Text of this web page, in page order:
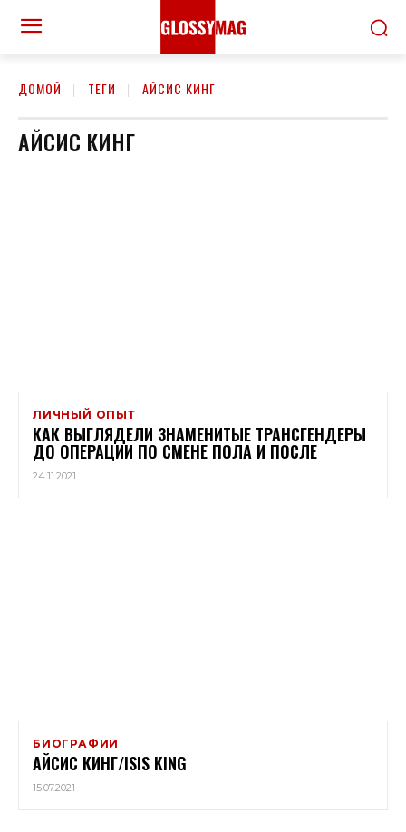
ДОМОЙ ТЕГИ АЙСИС КИНГ
АЙСИС КИНГ
ЛИЧНЫЙ ОПЫТ
КАК ВЫГЛЯДЕЛИ ЗНАМЕНИТЫЕ ТРАНСГЕНДЕРЫ
ДО ОПЕРАЦИИ ПО СМЕНЕ ПОЛА И ПОСЛЕ
24.11.2021
БИОГРАФИИ
АЙСИС КИНГ/ISIS KING
15.07.2021